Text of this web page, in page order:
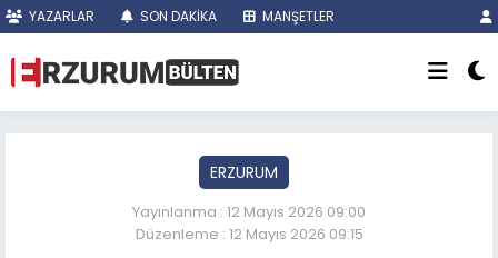
YAZARLAR SON DAKİKA MANŞETLER
ERZURUM
Yayınlanma : 12 Mayıs 2026 09:00
Düzenleme : 12 Mayıs 2026 09:15